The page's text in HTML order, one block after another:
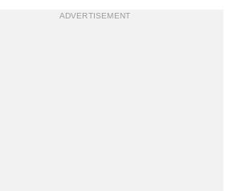
ADVERTISEMENT